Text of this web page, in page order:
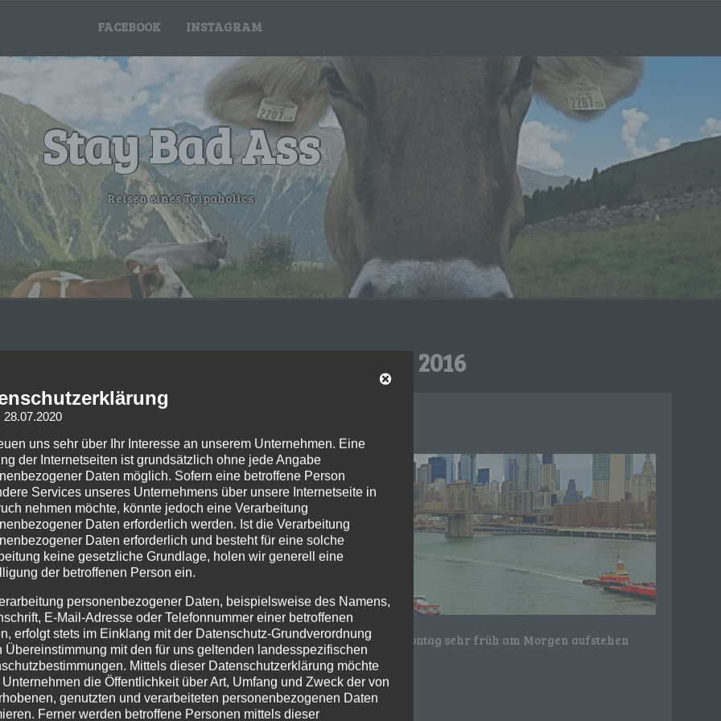
FACEBOOK INSTAGRAM
Stay Bad Ass
Reisen eines Tripaholics
November 2016
Up and Downs
Posted on23. November 2016/by lars/
Nach einer heißen Dusche und der zweiten Nacht im Hotel war Montag sehr früh am Morgen aufstehen
angesagt und ich setzte mich
Read More
28.07.2020
uns sehr über Ihr Interesse an unserem Unternehmen. Eine
der Internetseiten ist grundsätzlich ohne jede Angabe
Daten möglich. Sofern eine betroffene Person
Services unseres Unternehmens über unsere Internetseite in
nehmen möchte, könnte jedoch eine Verarbeitung
Daten erforderlich werden. Ist die Verarbeitung
Daten erforderlich und besteht für eine solche
keine gesetzliche Grundlage, holen wir generell eine
der betroffenen Person ein.
personenbezogener Daten, beispielsweise des Namens,
E-Mail-Adresse oder Telefonnummer einer betroffenen
erfolgt stets im Einklang mit der Datenschutz-Grundverordnung
Übereinstimmung mit den für uns geltenden landesspezifischen
Mittels dieser Datenschutzerklärung möchte
Unternehmen die Öffentlichkeit über Art, Umfang und Zweck der von
genutzten und verarbeiteten personenbezogenen Daten
Ferner werden betroffene Personen mittels dieser